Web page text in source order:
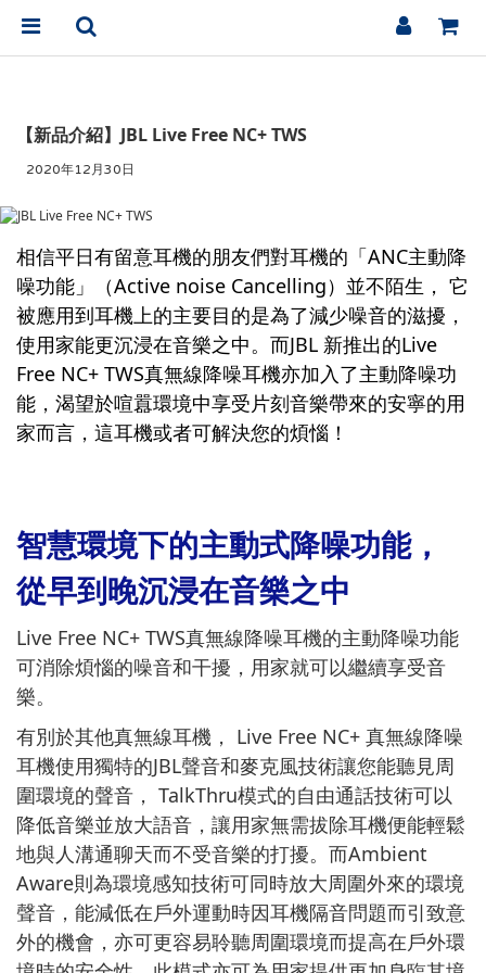
【新品介紹】JBL Live Free NC+ TWS
2020年12月30日
相信平日有留意耳機的朋友們對耳機的「ANC主動降
噪功能」（Active noise Cancelling）並不陌生， 它
被應用到耳機上的主要目的是為了減少噪音的滋擾，
使用家能更沉浸在音樂之中。而JBL 新推出的Live
Free NC+ TWS真無線降噪耳機亦加入了主動降噪功
能，渴望於喧囂環境中享受片刻音樂帶來的安寧的用
家而言，這耳機或者可解決您的煩惱！
智慧環境下的主動式降噪功能，
從早到晚沉浸在音樂之中
Live Free NC+ TWS真無線降噪耳機的主動降噪功能
可消除煩惱的噪音和干擾，用家就可以繼續享受音
樂。
有別於其他真無線耳機， Live Free NC+ 真無線降噪
耳機使用獨特的JBL聲音和麥克風技術讓您能聽見周
圍環境的聲音， TalkThru模式的自由通話技術可以
降低音樂並放大語音，讓用家無需拔除耳機便能輕鬆
地與人溝通聊天而不受音樂的打擾。而Ambient
Aware則為環境感知技術可同時放大周圍外來的環境
聲音，能減低在戶外運動時因耳機隔音問題而引致意
外的機會，亦可更容易聆聽周圍環境而提高在戶外環